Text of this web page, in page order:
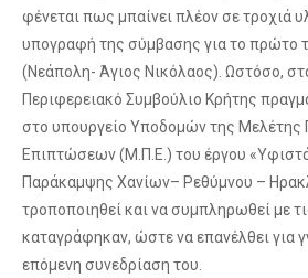
φένεται πως μπαίνει πλέον σε τροχιά
υπογραφή της σύμβασης για το πρώτο
(Νεάπολη- Άγιος Νικόλαος). Ωστόσο,
Περιφερειακό Συμβούλιο Κρήτης
στο υπουργείο Υποδομών της Μελέτης
Επιπτώσεων (Μ.Π.Ε.) του έργου
Παράκαμψης Χανίων– Ρεθύμνου –
τροποποιηθεί και να συμπληρωθεί με
καταγράφηκαν, ώστε να επανέλθει για
επόμενη συνεδρίαση του.